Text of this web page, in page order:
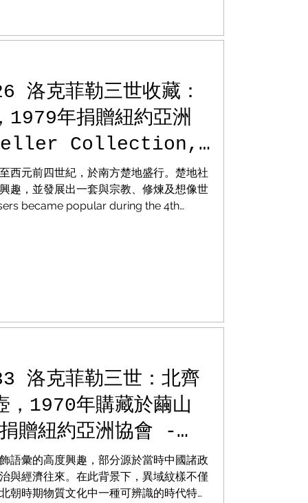
克菲勒三世收藏：
1979年捐贈紐約亞洲
Collection,
Bronze Censer
Mount Bo
to Asia
西元前四世紀，於南方楚地盛行。楚地社
趣，並發展出一套與宗教、修煉及想像世
became popular during the 4th
洛克菲勒三世：北齊
，1970年購藏於繭山
贈紐約亞洲協會 -
Beast
Vase,
語彙的高度興趣，部分源於當時中國諸政
與經濟往來。在此背景下，異域紋樣不僅
朝時期物質文化中一種可辨識的時代特